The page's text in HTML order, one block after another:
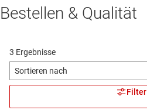
Bestellen & Qualität